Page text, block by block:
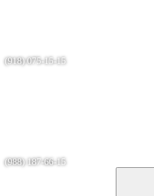
(918) 075-15-15
(988) 187-66-15